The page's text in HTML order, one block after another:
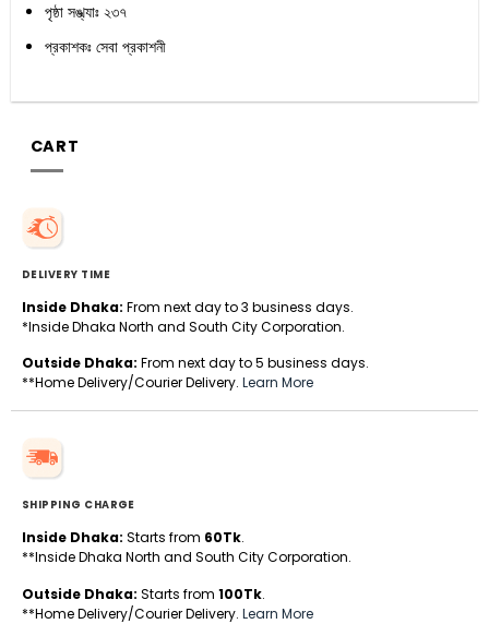
পৃষ্ঠা সঙ্খ্যাঃ ২৩৭
প্রকাশকঃ সেবা প্রকাশনী
CART
DELIVERY TIME
Inside Dhaka: From next day to 3 business days.
*Inside Dhaka North and South City Corporation.
Outside Dhaka: From next day to 5 business days.
**Home Delivery/Courier Delivery. Learn More
SHIPPING CHARGE
Inside Dhaka: Starts from 60Tk.
**Inside Dhaka North and South City Corporation.
Outside Dhaka: Starts from 100Tk.
**Home Delivery/Courier Delivery. Learn More